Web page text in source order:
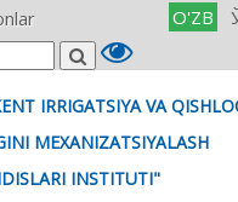
O'ZB
IRRIGATSIYA VA
MEXANIZATSIYALASH
INSTITUTI"